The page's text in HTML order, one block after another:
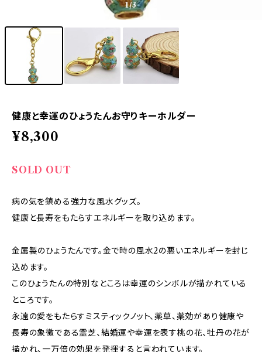
1/3
健康と幸運のひょうたんお守りキーホルダー
¥8,300
SOLD OUT
病の気を鎮める強力な風水グッズ。
健康と長寿をもたらすエネルギーを取り込めます。
金属製のひょうたんです。金で時の風水2の悪いエネルギーを封じ
込めます。
このひょうたんの特別なところは幸運のシンボルが描かれている
ところです。
永遠の愛をもたらすミスティックノット、薬草、薬効があり健康や
長寿の象徴である霊芝、結婚運や幸運を表す桃の花、牡丹の花が
描かれ、一万倍の効果を発揮すると言われています。